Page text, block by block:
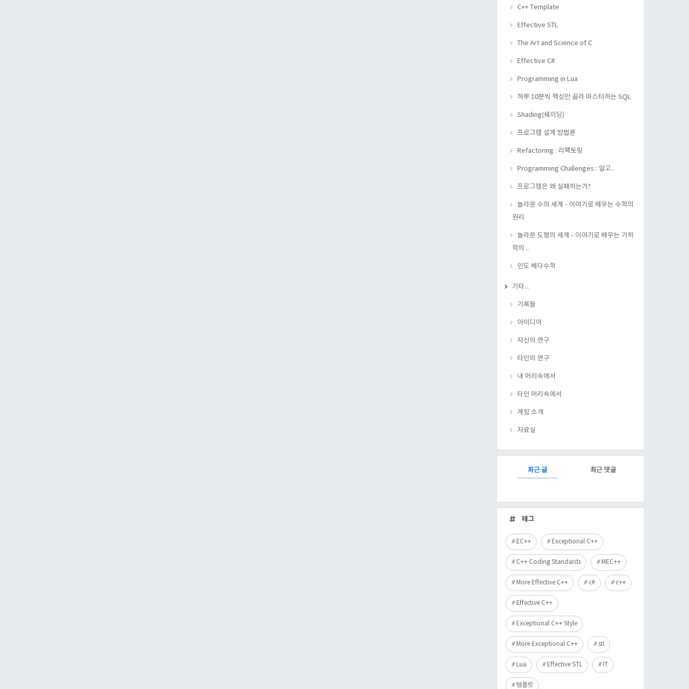
C++ Template
Effective STL
The Art and Science of C
Effective C#
Programming in Lua
하루 10분씩 핵심만 골라 마스터하는 SQL
Shading(쉐이딩)
프로그램 설계 방법론
Refactoring : 리팩토링
Programming Challenges : 알고..
프로그램은 왜 실패하는가?
놀라운 수의 세계 - 이야기로 배우는 수학의
원리
놀라운 도형의 세계 - 이야기로 배우는 기하
학의 ..
인도 베다수학
기타...
기록들
아이디어
자신의 연구
타인의 연구
내 머리속에서
타인 머리속에서
게임 소개
자료실
RECENTLY최근 글 최근 댓글
근
글
태그
EC++ Exceptional C++
C++ Coding Standards MEC++
More Effective C++ c# c++
Effective C++
Exceptional C++ Style
More Exceptional C++ stl
Lua Effective STL IT
템플릿